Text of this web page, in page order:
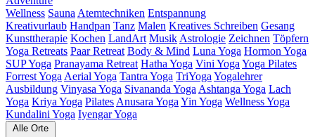
Wellness Sauna Atemtechniken Entspannung
Kreativurlaub Handpan Tanz Malen Kreatives Schreiben Gesang
Kunsttherapie Kochen LandArt Musik Astrologie Zeichnen Töpfern
Yoga Retreats Paar Retreat Body & Mind Luna Yoga Hormon Yoga
SUP Yoga Pranayama Retreat Hatha Yoga Vini Yoga Yoga Pilates
Forrest Yoga Aerial Yoga Tantra Yoga TriYoga Yogalehrer
Ausbildung Vinyasa Yoga Sivananda Yoga Ashtanga Yoga Lach
Yoga Kriya Yoga Pilates Anusara Yoga Yin Yoga Wellness Yoga
Kundalini Yoga Iyengar Yoga
Alle Orte